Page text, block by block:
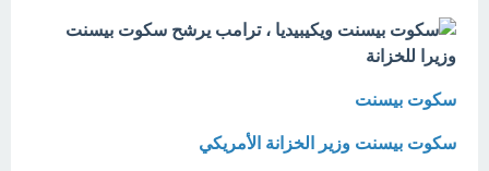
سكوت بيسنت
سكوت بيسنت وزير الخزانة الأمريكي